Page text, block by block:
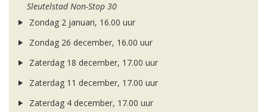
Sleutelstad Non-Stop 30
Zondag 2 januari, 16.00 uur
Zondag 26 december, 16.00 uur
Zaterdag 18 december, 17.00 uur
Zaterdag 11 december, 17.00 uur
Zaterdag 4 december, 17.00 uur